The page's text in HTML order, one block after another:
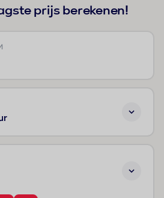
prijs berekenen!